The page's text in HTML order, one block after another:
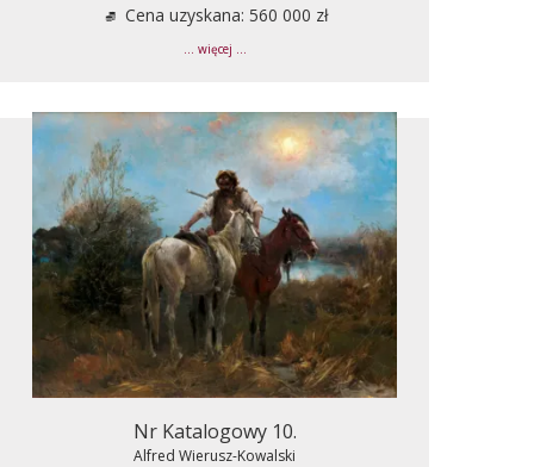
Cena uzyskana: 560 000 zł
... więcej ...
Nr Katalogowy 10.
Alfred Wierusz-Kowalski